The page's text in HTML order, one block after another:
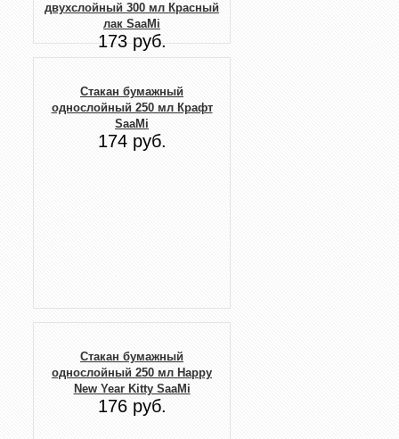
двухслойный 300 мл Красный
лак SaaMi
173 руб.
Стакан бумажный
однослойный 250 мл Крафт
SaaMi
174 руб.
Стакан бумажный
однослойный 250 мл Happy
New Year Kitty SaaMi
176 руб.